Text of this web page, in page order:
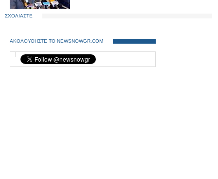
ΣΧΟΛΙΑΣΤΕ
ΑΚΟΛΟΥΘΗΣΤΕ ΤΟ NEWSNOWGR.COM